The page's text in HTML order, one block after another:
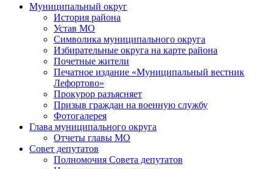
Муниципальный округ
История района
Устав МО
Символика муниципального округа
Избирательные округа на карте района
Почетные жители
Печатное издание «Муниципальный вестник
Лефортово»
Прокурор разъясняет
Призыв граждан на военную службу
Фотогалерея
Глава муниципального округа
Отчеты главы МО
Совет депутатов
Полномочия Совета депутатов